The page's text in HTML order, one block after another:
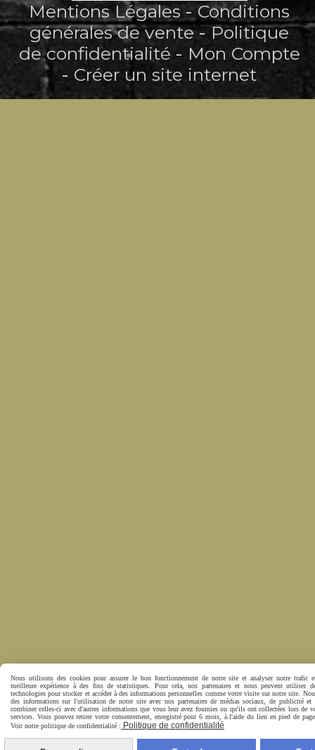
Mentions Légales
Conditions
générales de vente
Politique
de confidentialité
Mon Compte
Créer un site internet
Nous utilisons des cookies pour assurer le bon fonctionnement de notre site et analyser notre trafic
meilleure expérience à des fins de statistiques. Pour cela, nos partenaires et nous peuvent utiliser
technologies pour stocker et accéder à des informations personnelles comme votre visite sur notre site.
des informations sur l'utilisation de notre site avec nos partenaires de médias sociaux, de publicité et
combiner celles-ci avec d'autres informations que vous leur avez fournies ou qu'ils ont collectées lors de
services. Vous pouvez retirer votre consentement, enregistré pour 6 mois, à l'aide du lien en pied de
Voir notre politique de confidentialité : Politique de confidentialité